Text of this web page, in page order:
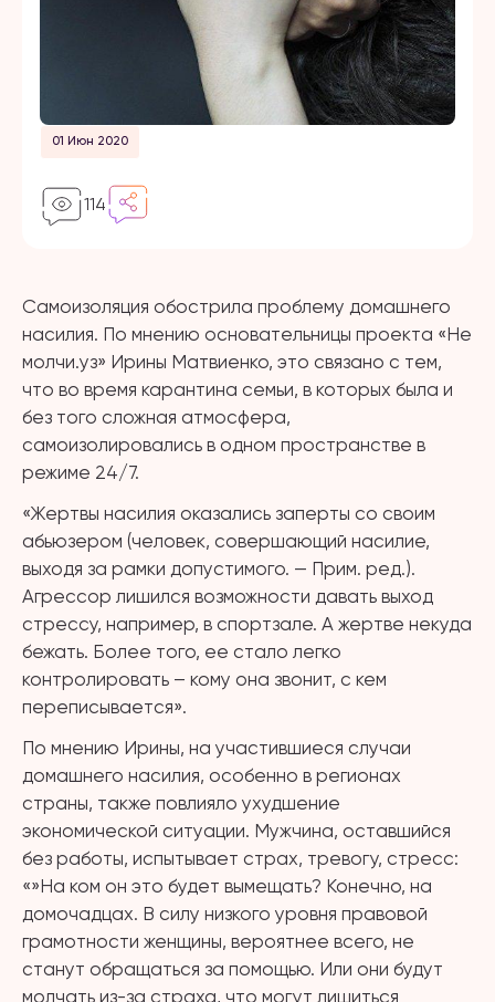
01 Июн 2020
114
Самоизоляция обострила проблему домашнего
насилия. По мнению основательницы проекта «Не
молчи.уз» Ирины Матвиенко, это связано с тем,
что во время карантина семьи, в которых была и
без того сложная атмосфера,
самоизолировались в одном пространстве в
режиме 24/7.
«Жертвы насилия оказались заперты со своим
абьюзером (человек, совершающий насилие,
выходя за рамки допустимого. — Прим. ред.).
Агрессор лишился возможности давать выход
стрессу, например, в спортзале. А жертве некуда
бежать. Более того, ее стало легко
контролировать – кому она звонит, с кем
переписывается».
По мнению Ирины, на участившиеся случаи
домашнего насилия, особенно в регионах
страны, также повлияло ухудшение
экономической ситуации. Мужчина, оставшийся
без работы, испытывает страх, тревогу, стресс:
«»На ком он это будет вымещать? Конечно, на
домочадцах. В силу низкого уровня правовой
грамотности женщины, вероятнее всего, не
станут обращаться за помощью. Или они будут
молчать из-за страха, что могут лишиться